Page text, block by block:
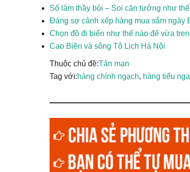
Số làm thầy bói – Soi căn tướng như
Đáng sợ cảnh xếp hàng mua sắm ngày
Chọn đồ đi biển như thế nào để vừa
Cao Biền và sông Tô Lịch Hà Nội
Thuộc chủ đề:Tản mạn
Tag với:hàng chính ngạch, hàng tiểu